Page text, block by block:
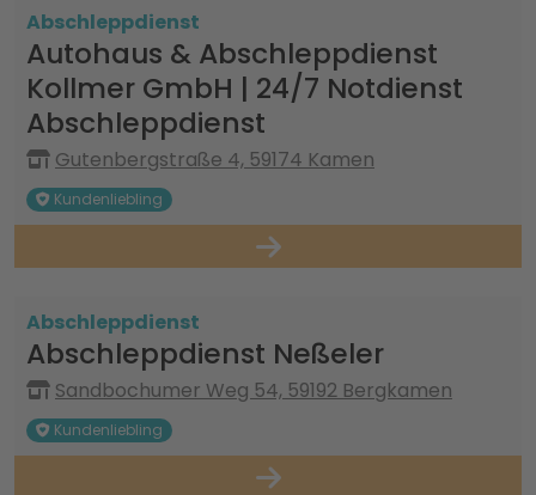
Abschleppdienst
Autohaus & Abschleppdienst
Kollmer GmbH | 24/7 Notdienst
Abschleppdienst
Gutenbergstraße 4, 59174 Kamen
Kundenliebling
Abschleppdienst
Abschleppdienst Neßeler
Sandbochumer Weg 54, 59192 Bergkamen
Kundenliebling